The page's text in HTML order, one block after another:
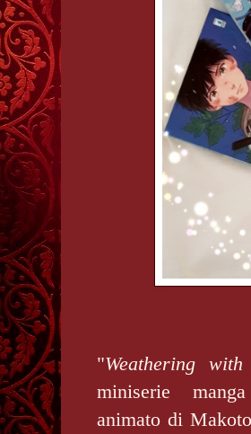
"Weathering
miniserie
animato di